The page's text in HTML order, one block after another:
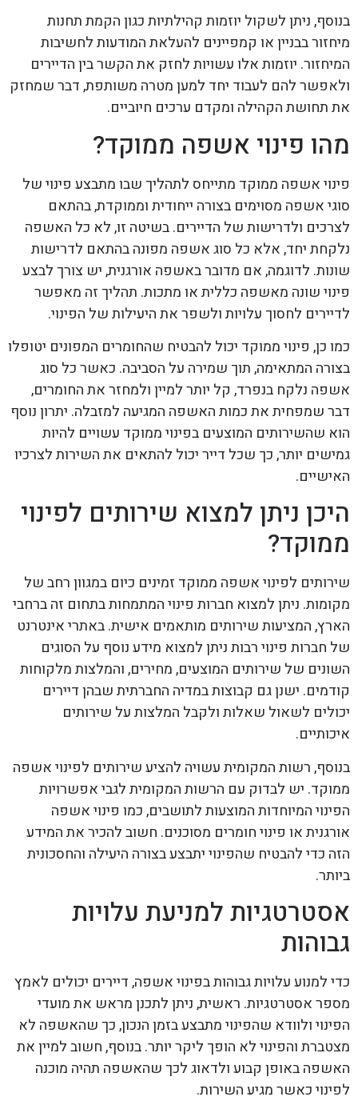
בנוסף, ניתן לשקול יוזמות קהילתיות כגון הקמת תחנות
מיחזור בבניין או קמפיינים להעלאת המודעות לחשיבות
המיחזור. יוזמות אלו עשויות לחזק את הקשר בין הדיירים
ולאפשר להם לעבוד יחד למען מטרה משותפת, דבר שמחזק
את תחושת הקהילה ומקדם ערכים חיוביים.
מהו פינוי אשפה ממוקד?
פינוי אשפה ממוקד מתייחס לתהליך שבו מתבצע פינוי של
סוגי אשפה מסוימים בצורה ייחודית וממוקדת, בהתאם
לצרכים ולדרישות של הדיירים. בשיטה זו, לא כל האשפה
נלקחת יחד, אלא כל סוג אשפה מפונה בהתאם לדרישות
שונות. לדוגמה, אם מדובר באשפה אורגנית, יש צורך לבצע
פינוי שונה מאשפה כללית או מתכות. תהליך זה מאפשר
לדיירים לחסוך עלויות ולשפר את היעילות של הפינוי.
כמו כן, פינוי ממוקד יכול להבטיח שהחומרים המפונים יטופלו
בצורה המתאימה, תוך שמירה על הסביבה. כאשר כל סוג
אשפה נלקח בנפרד, קל יותר למיין ולמחזר את החומרים,
דבר שמפחית את כמות האשפה המגיעה למזבלה. יתרון נוסף
הוא שהשירותים המוצעים בפינוי ממוקד עשויים להיות
גמישים יותר, כך שכל דייר יכול להתאים את השירות לצרכיו
האישיים.
היכן ניתן למצוא שירותים לפינוי
ממוקד?
שירותים לפינוי אשפה ממוקד זמינים כיום במגוון רחב של
מקומות. ניתן למצוא חברות פינוי המתמחות בתחום זה ברחבי
הארץ, המציעות שירותים מותאמים אישית. באתרי אינטרנט
של חברות פינוי רבות ניתן למצוא מידע נוסף על הסוגים
השונים של שירותים המוצעים, מחירים, והמלצות מלקוחות
קודמים. ישנן גם קבוצות במדיה החברתית שבהן דיירים
יכולים לשאול שאלות ולקבל המלצות על שירותים
איכותיים.
בנוסף, רשות המקומית עשויה להציע שירותים לפינוי אשפה
ממוקד. יש לבדוק עם הרשות המקומית לגבי אפשרויות
הפינוי המיוחדות המוצעות לתושבים, כמו פינוי אשפה
אורגנית או פינוי חומרים מסוכנים. חשוב להכיר את המידע
הזה כדי להבטיח שהפינוי יתבצע בצורה היעילה והחסכונית
ביותר.
אסטרטגיות למניעת עלויות
גבוהות
כדי למנוע עלויות גבוהות בפינוי אשפה, דיירים יכולים לאמץ
מספר אסטרטגיות. ראשית, ניתן לתכנן מראש את מועדי
הפינוי ולוודא שהפינוי מתבצע בזמן הנכון, כך שהאשפה לא
מצטברת והפינוי לא הופך ליקר יותר. בנוסף, חשוב למיין את
האשפה באופן קבוע ולדאוג לכך שהאשפה תהיה מוכנה
לפינוי כאשר מגיע השירות.